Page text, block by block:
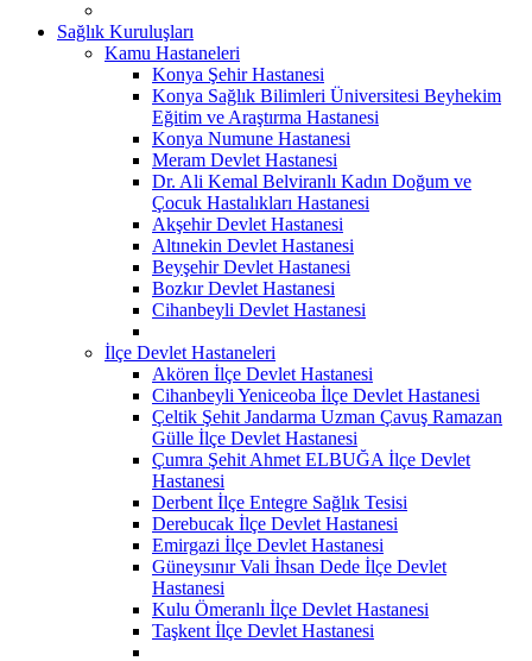
Sağlık Kuruluşları
Kamu Hastaneleri
Konya Şehir Hastanesi
Konya Sağlık Bilimleri Üniversitesi Beyhekim
Eğitim ve Araştırma Hastanesi
Konya Numune Hastanesi
Meram Devlet Hastanesi
Dr. Ali Kemal Belviranlı Kadın Doğum ve
Çocuk Hastalıkları Hastanesi
Akşehir Devlet Hastanesi
Altınekin Devlet Hastanesi
Beyşehir Devlet Hastanesi
Bozkır Devlet Hastanesi
Cihanbeyli Devlet Hastanesi
İlçe Devlet Hastaneleri
Akören İlçe Devlet Hastanesi
Cihanbeyli Yeniceoba İlçe Devlet Hastanesi
Çeltik Şehit Jandarma Uzman Çavuş Ramazan
Gülle İlçe Devlet Hastanesi
Çumra Şehit Ahmet ELBUĞA İlçe Devlet
Hastanesi
Derbent İlçe Entegre Sağlık Tesisi
Derebucak İlçe Devlet Hastanesi
Emirgazi İlçe Devlet Hastanesi
Güneysınır Vali İhsan Dede İlçe Devlet
Hastanesi
Kulu Ömeranlı İlçe Devlet Hastanesi
Taşkent İlçe Devlet Hastanesi